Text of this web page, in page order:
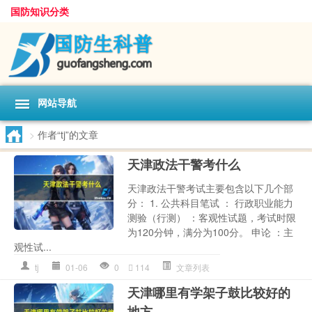
国防知识分类
网站导航
> 作者“tj”的文章
天津政法干警考什么
天津政法干警考试主要包含以下几个部
分： 1. 公共科目笔试 ： 行政职业能力
测验（行测） ：客观性试题，考试时限
为120分钟，满分为100分。 申论 ：主
观性试...
tj 01-06 0 114 文章列表
天津哪里有学架子鼓比较好的